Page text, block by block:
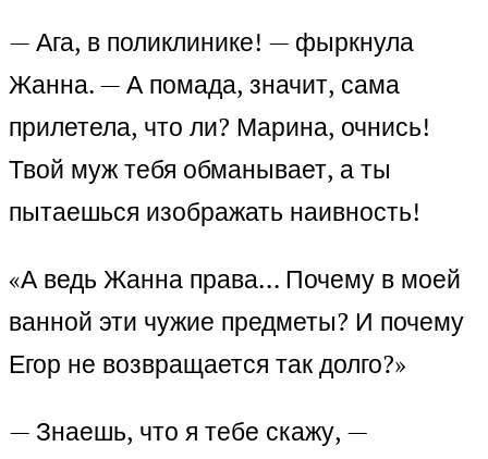
— Ага, в поликлинике! — фыркнула
Жанна. — А помада, значит, сама
прилетела, что ли? Марина, очнись!
Твой муж тебя обманывает, а ты
пытаешься изображать наивность!
«А ведь Жанна права… Почему в моей
ванной эти чужие предметы? И почему
Егор не возвращается так долго?»
— Знаешь, что я тебе скажу, —